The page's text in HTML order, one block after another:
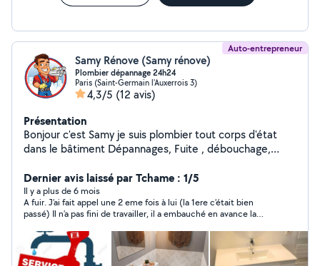
Auto-entrepreneur
Samy Rénove (Samy rénove)
Plombier dépannage 24h24
Paris (Saint-Germain l'Auxerrois 3)
4,3/5 (12 avis)
Présentation
Bonjour c'est Samy je suis plombier tout corps d'état
dans le bâtiment Dépannages, Fuite , débouchage,
numéro est O7.46.34.79.99 Je suis aussi spécialisé dans
tout ce quiconcerne les travaux intérieurs voici les
différentes métiers que je maîtrise. -Plomberie et
électricité -Peinture et plâtrerie -Carrelage, pose de
parquet, lino -Montage de meuble et fixation Un travail
propre et soigné Pour tout autre demande n'hésitez pas
à me contacter.
Dernier avis laissé par Tchame : 1/5
Il y a plus de 6 mois
A fuir. J’ai fait appel une 2 eme fois à lui (la 1ere c’était bien
passé) Il n’a pas fini de travailler, il a embauché en avance la
de temps mais j’ai compris que je me suis faite arnaquée. Et je
préfère éviter à toute autre personne de vivre la même chose.